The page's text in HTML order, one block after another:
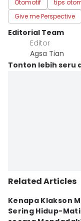
Otomotif tips
Give me Perspective
Editorial Team
Editor
Agsa Tian
Tonton lebih seru
Related Articles
Kenapa Klakson
Sering Hidup-Mati